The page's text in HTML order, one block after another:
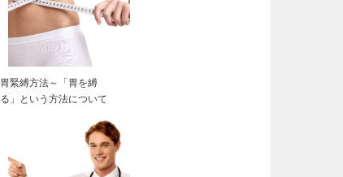
胃緊縛方法～「胃を縛
る」という方法について